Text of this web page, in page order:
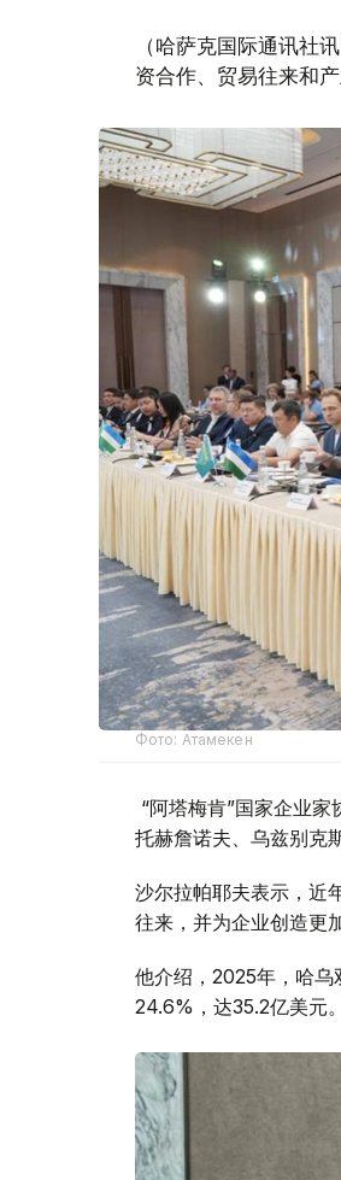
（哈萨克国际通讯社
资合作、贸易往来和
Фото: Атамекен
“阿塔梅肯”国家企业
托赫詹诺夫、乌兹别克
沙尔拉帕耶夫表示，近
往来，并为企业创造更
他介绍，2025年，哈
24.6%，达35.2亿美元